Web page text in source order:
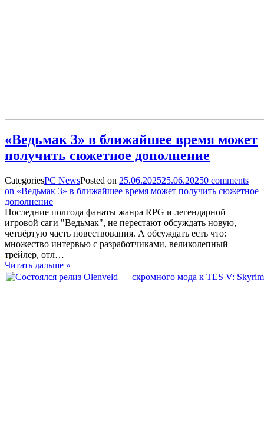
«Ведьмак 3» в ближайшее время может
получить сюжетное дополнение
CategoriesPC NewsPosted on 25.06.202525.06.20250 comments
on «Ведьмак 3» в ближайшее время может получить сюжетное
дополнение
Последние полгода фанаты жанра RPG и легендарной
игровой саги "Ведьмак", не перестают обсуждать новую,
четвёртую часть повествования. А обсуждать есть что:
множество интервью с разработчиками, великолепный
трейлер, отл…
Читать дальше »